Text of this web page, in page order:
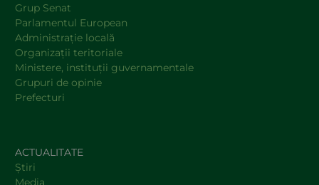
Grup Senat
Parlamentul European
Administraţie locală
Organizaţii teritoriale
Ministere, instituţii guvernamentale
Grupuri de opinie
Prefecturi
ACTUALITATE
Știri
Media